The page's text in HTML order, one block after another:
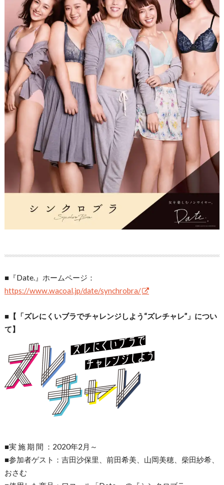
■『Date.』ホームページ：
https://www.wacoal.jp/date/synchrobra/
■【「ズレにくいブラでチャレンジしよう“ズレチャレ”」につい
て】
■実 施 期 間 ：2020年2月～
■参加者ゲスト：吉田沙保里、前田希美、山岡美穂、柴田紗希、
おさむ